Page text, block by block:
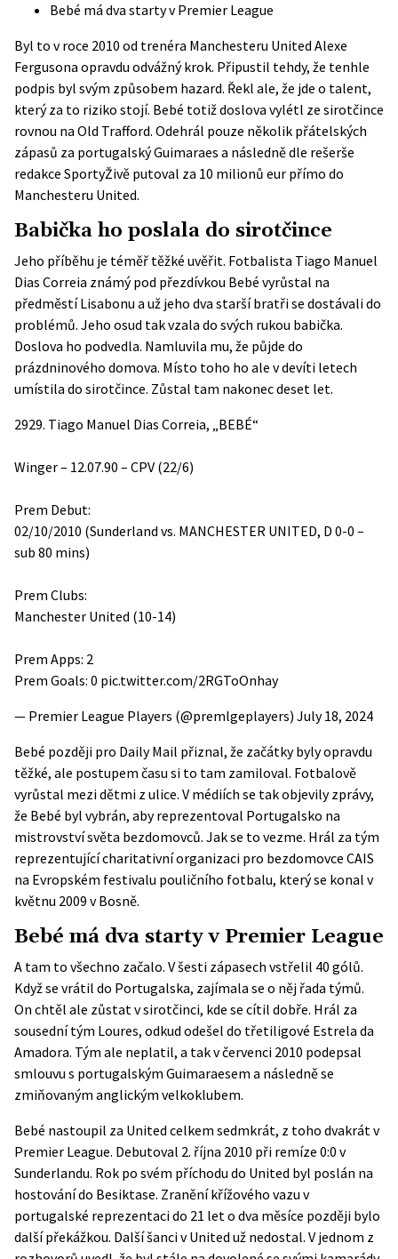
Bebé má dva starty v Premier League
Byl to v roce 2010 od trenéra Manchesteru United Alexe
Fergusona opravdu odvážný krok. Připustil tehdy, že tenhle
podpis byl svým způsobem hazard. Řekl ale, že jde o talent,
který za to riziko stojí. Bebé totiž doslova vylétl ze sirotčince
rovnou na Old Trafford. Odehrál pouze několik přátelských
zápasů za portugalský Guimaraes a následně dle rešerše
redakce SportyŽivě putoval za 10 milionů eur přímo do
Manchesteru United.
Babička ho poslala do sirotčince
Jeho příběhu je téměř těžké uvěřit. Fotbalista Tiago Manuel
Dias Correia známý pod přezdívkou Bebé vyrůstal na
předměstí Lisabonu a už jeho dva starší bratři se dostávali do
problémů. Jeho osud tak vzala do svých rukou babička.
Doslova ho podvedla. Namluvila mu, že půjde do
prázdninového domova. Místo toho ho ale v devíti letech
umístila do sirotčince. Zůstal tam nakonec deset let.
2929. Tiago Manuel Dias Correia, „BEBÉ“
Winger – 12.07.90 – CPV (22/6)
Prem Debut:
02/10/2010 (Sunderland vs. MANCHESTER UNITED, D 0-0 –
sub 80 mins)
Prem Clubs:
Manchester United (10-14)
Prem Apps: 2
Prem Goals: 0 pic.twitter.com/2RGToOnhay
— Premier League Players (@premlgeplayers) July 18, 2024
Bebé později pro Daily Mail přiznal, že začátky byly opravdu
těžké, ale postupem času si to tam zamiloval. Fotbalově
vyrůstal mezi dětmi z ulice. V médiích se tak objevily zprávy,
že Bebé byl vybrán, aby reprezentoval Portugalsko na
mistrovství světa bezdomovců. Jak se to vezme. Hrál za tým
reprezentující charitativní organizaci pro bezdomovce CAIS
na Evropském festivalu pouličního fotbalu, který se konal v
květnu 2009 v Bosně.
Bebé má dva starty v Premier League
A tam to všechno začalo. V šesti zápasech vstřelil 40 gólů.
Když se vrátil do Portugalska, zajímala se o něj řada týmů.
On chtěl ale zůstat v sirotčinci, kde se cítil dobře. Hrál za
sousední tým Loures, odkud odešel do třetiligové Estrela da
Amadora. Tým ale neplatil, a tak v červenci 2010 podepsal
smlouvu s portugalským Guimaraesem a následně se
zmiňovaným anglickým velkoklubem.
Bebé nastoupil za United celkem sedmkrát, z toho dvakrát v
Premier League. Debutoval 2. října 2010 při remíze 0:0 v
Sunderlandu. Rok po svém příchodu do United byl poslán na
hostování do Besiktase. Zranění křížového vazu v
portugalské reprezentaci do 21 let o dva měsíce později bylo
další překážkou. Další šanci v United už nedostal. V jednom z